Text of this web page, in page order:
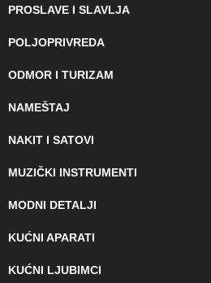
PROSLAVE I SLAVLJA
POLJOPRIVREDA
ODMOR I TURIZAM
NAMEŠTAJ
NAKIT I SATOVI
MUZIČKI INSTRUMENTI
MODNI DETALJI
KUĆNI APARATI
KUĆNI LJUBIMCI